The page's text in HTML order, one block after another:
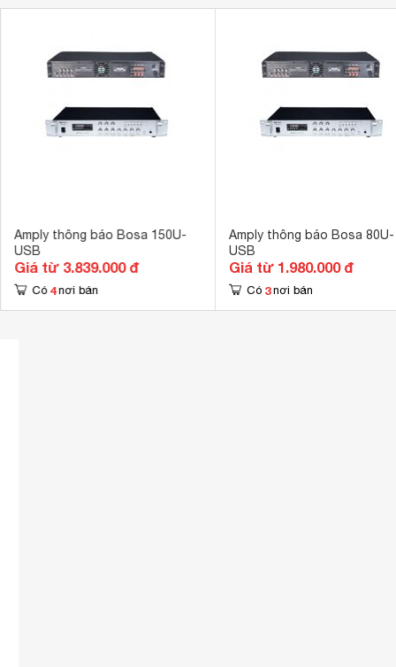
Amply thông báo Bosa 150U-
USB
Giá từ 3.839.000 đ
Có 4 nơi bán
Amply thông báo Bosa 80U-
USB
Giá từ 1.980.000 đ
Có 3 nơi bán